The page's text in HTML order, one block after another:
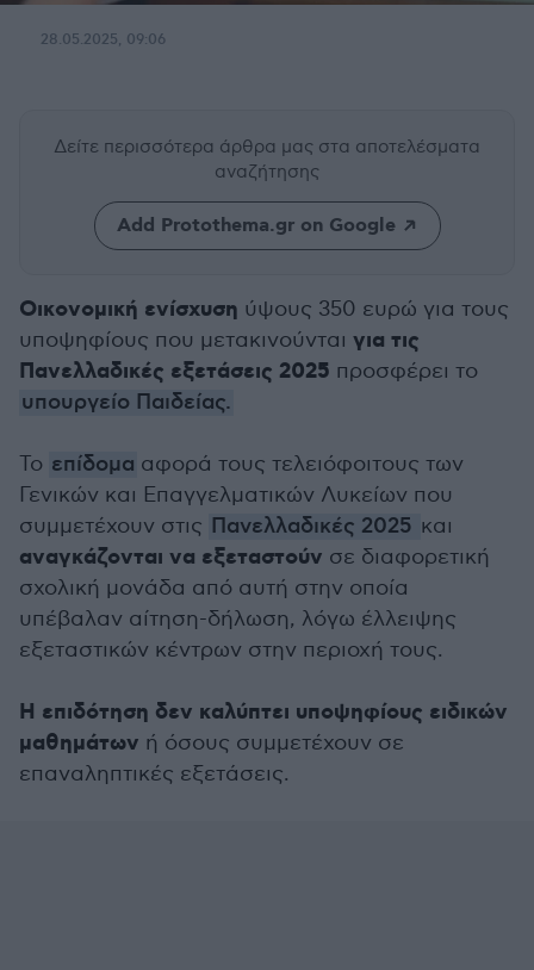
28.05.2025, 09:06
Δείτε περισσότερα άρθρα μας στα αποτελέσματα
αναζήτησης
Add Protothema.gr on Google
Οικονομική ενίσχυση ύψους 350 ευρώ για τους
υποψηφίους που μετακινούνται για τις
Πανελλαδικές εξετάσεις 2025 προσφέρει το
υπουργείο Παιδείας.
Το επίδομα αφορά τους τελειόφοιτους των
Γενικών και Επαγγελματικών Λυκείων που
συμμετέχουν στις Πανελλαδικές 2025 και
αναγκάζονται να εξεταστούν σε διαφορετική
σχολική μονάδα από αυτή στην οποία
υπέβαλαν αίτηση-δήλωση, λόγω έλλειψης
εξεταστικών κέντρων στην περιοχή τους.
Η επιδότηση δεν καλύπτει υποψηφίους ειδικών
μαθημάτων ή όσους συμμετέχουν σε
επαναληπτικές εξετάσεις.